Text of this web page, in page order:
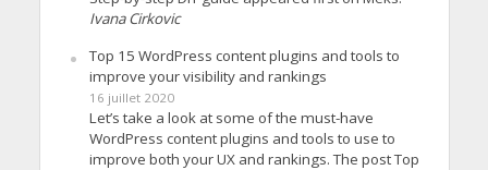
Ivana Cirkovic
Top 15 WordPress content plugins and tools to
improve your visibility and rankings
16 juillet 2020
Let’s take a look at some of the must-have
WordPress content plugins and tools to use to
improve both your UX and rankings. The post Top